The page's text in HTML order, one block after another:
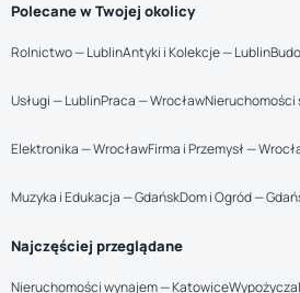
Polecane w Twojej okolicy
Rolnictwo — LublinAntyki i Kolekcje — Lublin
Usługi — LublinPraca — WrocławNieruchomości
Elektronika — WrocławFirma i Przemysł —
Muzyka i Edukacja — GdańskDom i Ogród —
Najczęściej przeglądane
Nieruchomości wynajem — Katowice